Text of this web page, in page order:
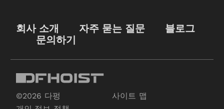
회사 소개 자주 묻는 질문
블로그
문의하기
©2026 다펑
사이트 맵